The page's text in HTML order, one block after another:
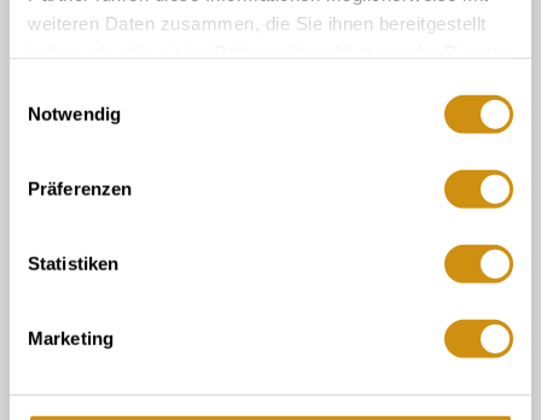
weiteren Daten zusammen, die Sie ihnen bereitgestellt
Notwendig
Präferenzen
Statistiken
Marketing
Onze Service Contact:
Of gewoon per e-mail
Contact